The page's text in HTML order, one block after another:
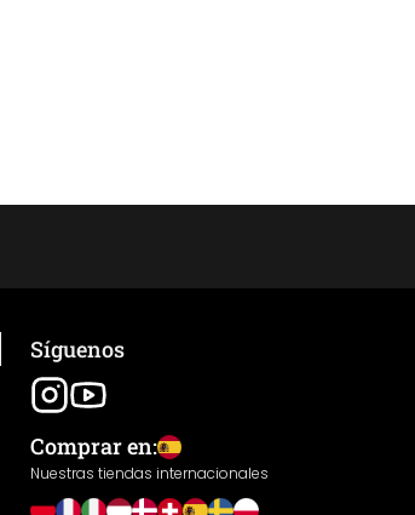
Síguenos
Comprar en:
Nuestras tiendas internacionales